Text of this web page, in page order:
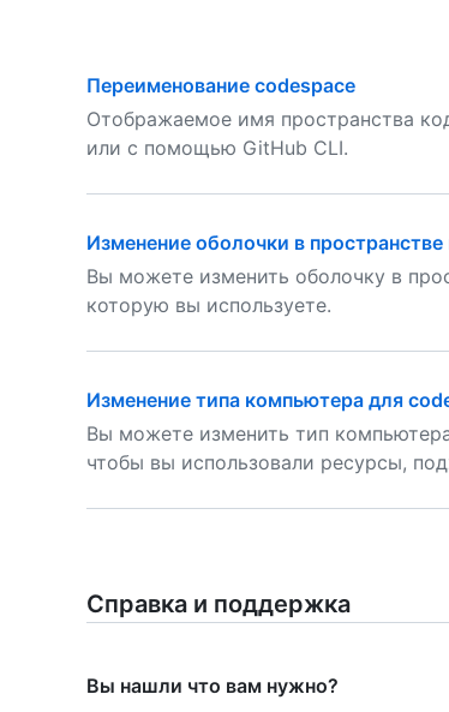
Переименование codespace
Отображаемое имя пространства
или с помощью GitHub CLI.
Изменение оболочки в пространстве
Вы можете изменить оболочку в
которую вы используете.
Изменение типа компьютера для
Вы можете изменить тип
чтобы вы использовали ресурсы,
Справка и поддержка
Вы нашли что вам нужно?